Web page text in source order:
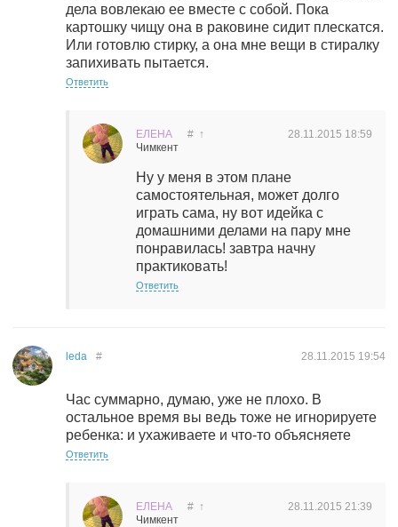
дела вовлекаю ее вместе с собой. Пока
картошку чищу она в раковине сидит плескатся.
Или готовлю стирку, а она мне вещи в стиралку
запихивать пытается.
Ответить
ЕЛЕНА
Чимкент
28.11.2015 18:59
# ↑
Ну у меня в этом плане
самостоятельная, может долго
играть сама, ну вот идейка с
домашними делами на пару мне
понравилась! завтра начну
практиковать!
Ответить
leda 28.11.2015 19:54
#
Час суммарно, думаю, уже не плохо. В
остальное время вы ведь тоже не игнорируете
ребенка: и ухаживаете и что-то объясняете
Ответить
ЕЛЕНА
Чимкент
28.11.2015 21:39
# ↑